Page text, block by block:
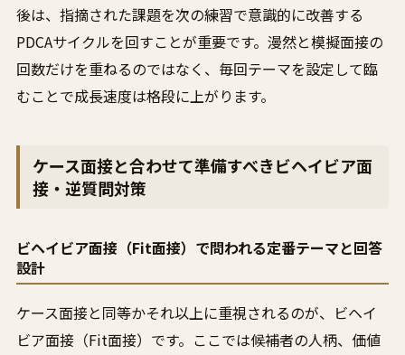
後は、指摘された課題を次の練習で意識的に改善する
PDCAサイクルを回すことが重要です。漫然と模擬面接の
回数だけを重ねるのではなく、毎回テーマを設定して臨
むことで成長速度は格段に上がります。
ケース面接と合わせて準備すべきビヘイビア面
接・逆質問対策
ビヘイビア面接（Fit面接）で問われる定番テーマと回答
設計
ケース面接と同等かそれ以上に重視されるのが、ビヘイ
ビア面接（Fit面接）です。ここでは候補者の人柄、価値